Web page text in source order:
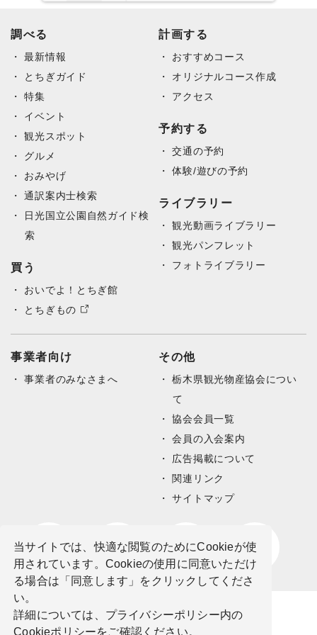
当サイトでは、快適な閲覧のためにCookieが使
用されています。Cookieの使用に同意いただけ
る場合は「同意します」をクリックしてくださ
い。
詳細については、プライバシーポリシー内の
Cookieポリシーをご確認ください。
Please wait while flipbook is
FAQs and issues please refer
DearFlip: 読み込み中 PDF
調べる
最新情報
とちぎガイド
特集
イベント
観光スポット
グルメ
おみやげ
通訳案内士検索
日光国立公園自然ガイド検
索
買う
おいでよ！とちぎ館
とちぎもの
計画する
おすすめコース
オリジナルコース作成
アクセス
予約する
交通の予約
体験/遊びの予約
ライブラリー
観光動画ライブラリー
観光パンフレット
フォトライブラリー
事業者向け
事業者のみなさまへ
その他
栃木県観光物産協会につい
て
協会会員一覧
会員の入会案内
広告掲載について
関連リンク
サイトマップ